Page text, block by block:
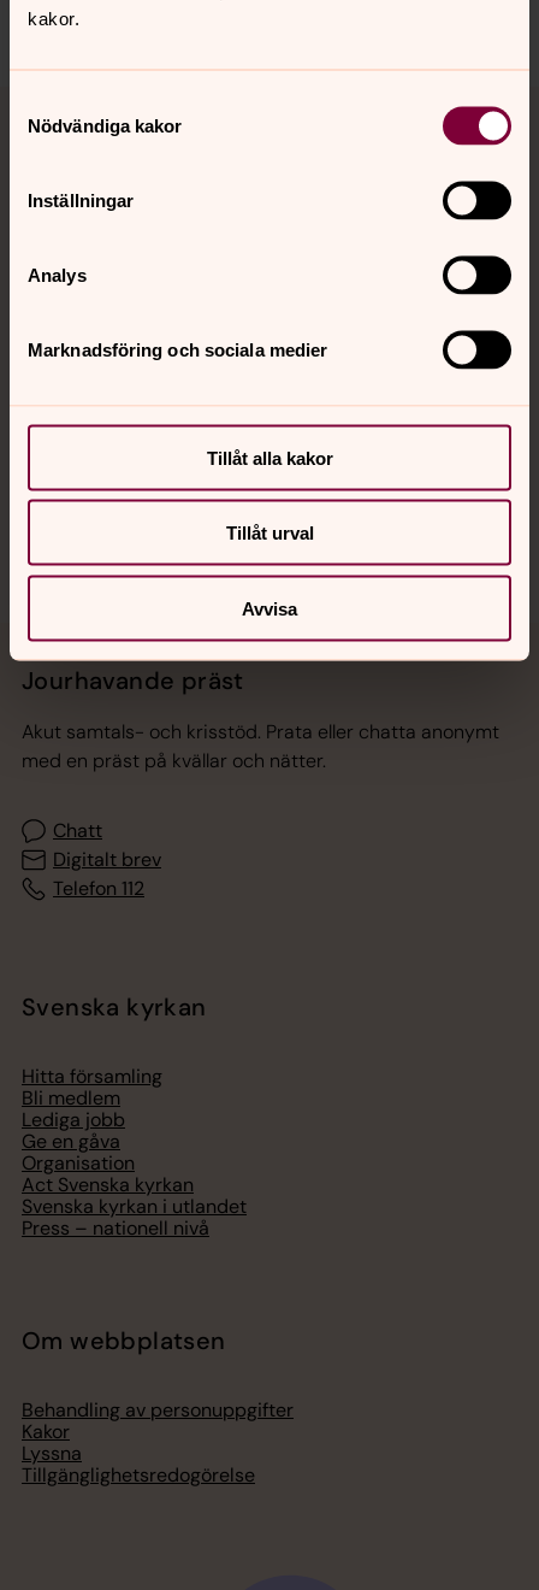
kakor.
Nödvändiga kakor
Inställningar
Analys
Marknadsföring och sociala medier
Tillåt alla kakor
Tillåt urval
Avvisa
Dela
Kontakt
Hitta snabbt
Sociala kanaler
Jourhavande präst
Akut samtals- och krisstöd. Prata eller chatta anonymt
med en präst på kvällar och nätter.
Chatt
Digitalt brev
Telefon 112
Svenska kyrkan
Hitta församling
Bli medlem
Lediga jobb
Ge en gåva
Organisation
Act Svenska kyrkan
Svenska kyrkan i utlandet
Press – nationell nivå
Om webbplatsen
Behandling av personuppgifter
Kakor
Lyssna
Tillgänglighetsredogörelse